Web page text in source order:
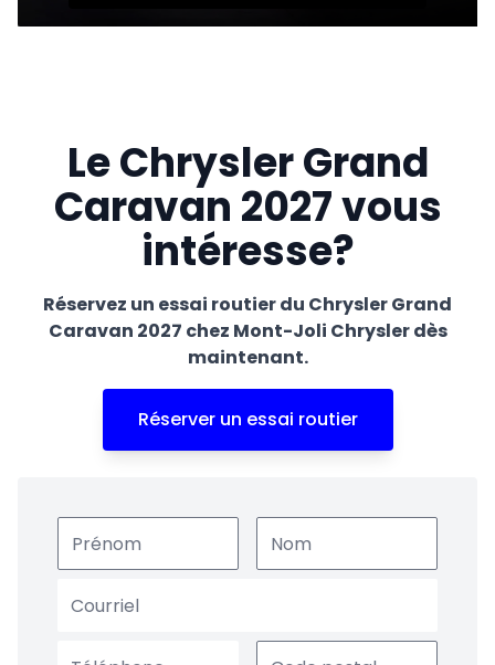
Le Chrysler Grand
Caravan 2027 vous
intéresse?
Réservez un essai routier du Chrysler Grand
Caravan 2027 chez Mont-Joli Chrysler dès
maintenant.
Réserver un essai routier